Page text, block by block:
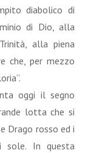
diabolico di
di Dio, alla
alla piena
che, per mezzo
oggi il segno
lotta che si
Drago rosso ed i
sole. In questa